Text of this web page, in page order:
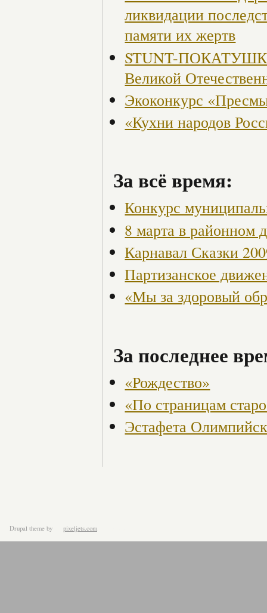
ликвидации
памяти их жертв
STUNT-
Великой
Экоконкурс
«Кухни народов
За всё время:
Конкурс
8 марта в районном
Карнавал Сказки
Партизанское
«Мы за здоровый
За последнее
«Рождество»
«По страницам
Эстафета
Drupal theme by pixeljets.com